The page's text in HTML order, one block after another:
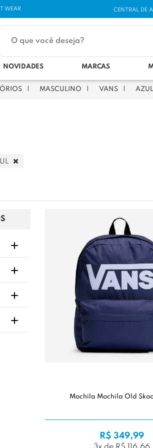
WEAR CENTRAL DE
NOVIDADES MARCAS
MASCULINO VANS AZUL
Mochila Mochila Old
R$ 349,99